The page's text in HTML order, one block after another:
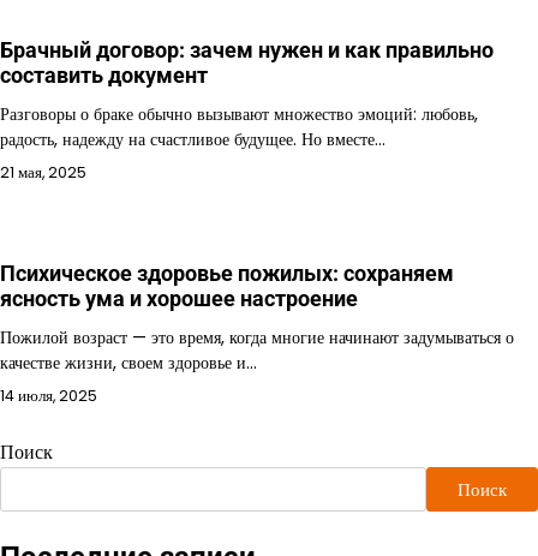
Брачный договор: зачем нужен и как правильно
составить документ
Разговоры о браке обычно вызывают множество эмоций: любовь,
радость, надежду на счастливое будущее. Но вместе…
21 мая, 2025
Психическое здоровье пожилых: сохраняем
ясность ума и хорошее настроение
Пожилой возраст — это время, когда многие начинают задумываться о
качестве жизни, своем здоровье и…
14 июля, 2025
Поиск
Поиск